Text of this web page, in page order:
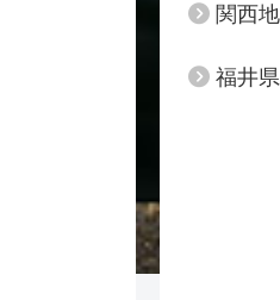
関西
福井県